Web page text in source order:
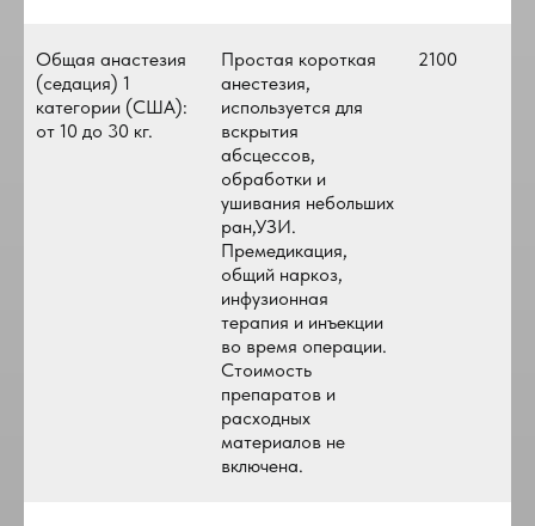
Общая анастезия
(седация) 1
категории (США):
от 10 до 30 кг.
Простая короткая
анестезия,
используется для
вскрытия
абсцессов,
обработки и
ушивания небольших
ран,УЗИ.
Премедикация,
общий наркоз,
инфузионная
терапия и инъекции
во время операции.
Стоимость
препаратов и
расходных
материалов не
включена.
2100